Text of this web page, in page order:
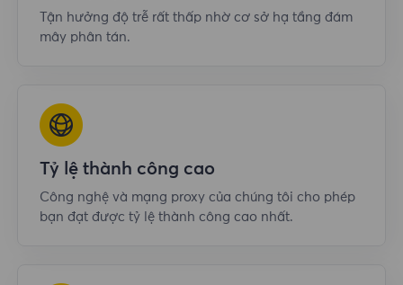
Tận hưởng độ trễ rất thấp nhờ cơ sở hạ tầng đám
mây phân tán.
Tỷ lệ thành công cao
Công nghệ và mạng proxy của chúng tôi cho phép
bạn đạt được tỷ lệ thành công cao nhất.